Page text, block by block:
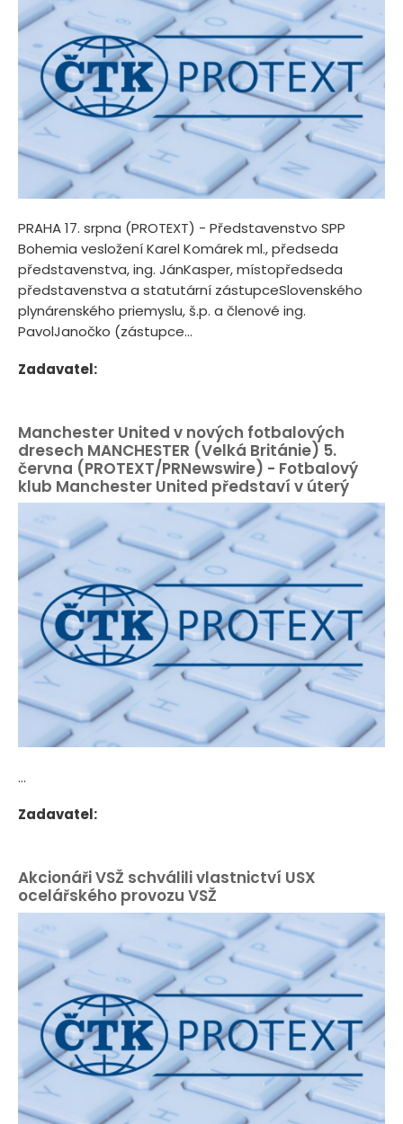
PRAHA 17. srpna (PROTEXT) - Představenstvo SPP
Bohemia vesložení Karel Komárek ml., předseda
představenstva, ing. JánKasper, místopředseda
představenstva a statutární zástupceSlovenského
plynárenského priemyslu, š.p. a členové ing.
PavolJanočko (zástupce...
Zadavatel:
Manchester United v nových fotbalových
dresech MANCHESTER (Velká Británie) 5.
června (PROTEXT/PRNewswire) - Fotbalový
klub Manchester United představí v úterý
...
Zadavatel:
Akcionáři VSŽ schválili vlastnictví USX
ocelářského provozu VSŽ